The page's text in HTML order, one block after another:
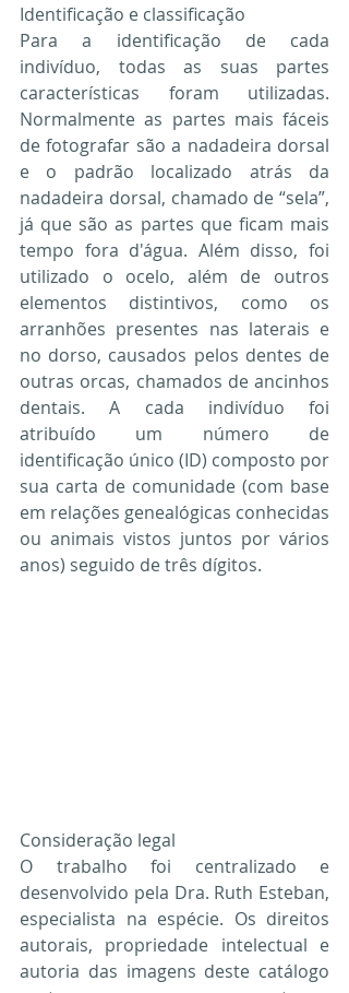
Identificação e classificação
Para a identificação de cada
indivíduo, todas as suas partes
características foram utilizadas.
Normalmente as partes mais fáceis
de fotografar são a nadadeira dorsal
e o padrão localizado atrás da
nadadeira dorsal, chamado de “sela”,
já que são as partes que ficam mais
tempo fora d'água. Além disso, foi
utilizado o ocelo, além de outros
elementos distintivos, como os
arranhões presentes nas laterais e
no dorso, causados ​​pelos dentes de
outras orcas, chamados de ancinhos
dentais. A cada indivíduo foi
atribuído um número de
identificação único (ID) composto por
sua carta de comunidade (com base
em relações genealógicas conhecidas
ou animais vistos juntos por vários
anos) seguido de três dígitos.
Consideração legal
O trabalho foi centralizado e
desenvolvido pela Dra. Ruth Esteban,
especialista na espécie. Os direitos
autorais, propriedade intelectual e
autoria das imagens deste catálogo